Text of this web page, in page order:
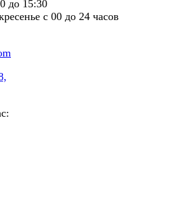
до 15:30
с 00 до 24 часов